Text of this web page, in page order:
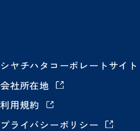
シヤチハタコーポレートサイト
会社所在地
利用規約
プライバシーポリシー